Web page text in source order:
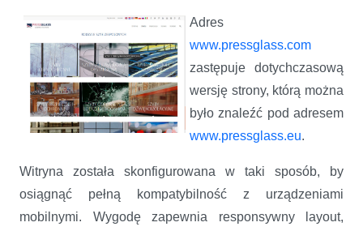
Adres
www.pressglass.com
zastępuje dotychczasową
wersję strony, którą można
było znaleźć pod adresem
www.pressglass.eu.
Witryna została skonfigurowana w taki sposób, by
osiągnąć pełną kompatybilność z urządzeniami
mobilnymi. Wygodę zapewnia responsywny layout,